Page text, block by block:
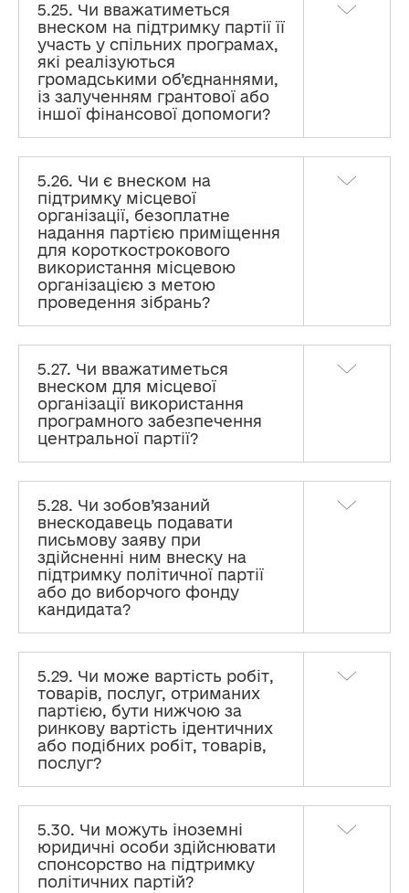
5.25. Чи вважатиметься
внеском на підтримку партії її
участь у спільних програмах,
які реалізуються
громадськими об’єднаннями,
із залученням грантової або
іншої фінансової допомоги?
5.26. Чи є внеском на
підтримку місцевої
організації, безоплатне
надання партією приміщення
для короткострокового
використання місцевою
організацією з метою
проведення зібрань?
5.27. Чи вважатиметься
внеском для місцевої
організації використання
програмного забезпечення
центральної партії?
5.28. Чи зобов’язаний
внескодавець подавати
письмову заяву при
здійсненні ним внеску на
підтримку політичної партії
або до виборчого фонду
кандидата?
5.29. Чи може вартість робіт,
товарів, послуг, отриманих
партією, бути нижчою за
ринкову вартість ідентичних
або подібних робіт, товарів,
послуг?
5.30. Чи можуть іноземні
юридичні особи здійснювати
спонсорство на підтримку
політичних партій?